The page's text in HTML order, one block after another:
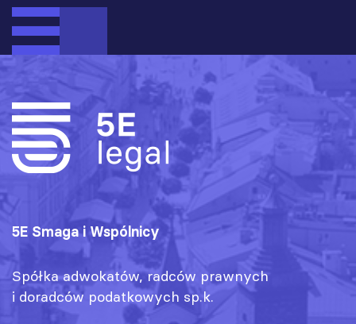
5E Smaga i Wspólnicy
Spółka adwokatów, radców prawnych
i doradców podatkowych sp.k.